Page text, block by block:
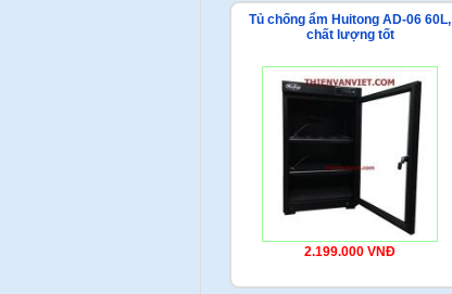
Tủ chống ẩm Huitong AD-06 60L,
chất lượng tốt
2.199.000 VNĐ